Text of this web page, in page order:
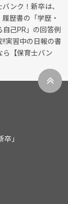
ンク！新卒は、
歴書の「学歴・
己PR」の回答例
実習中の日報の書
ら【保育士バン
」